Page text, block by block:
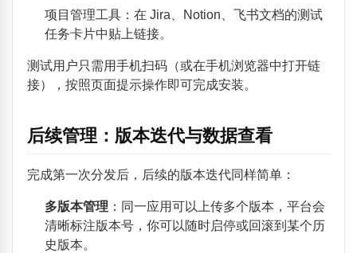
项目管理工具：在 Jira、Notion、飞书文档的测试
任务卡片中贴上链接。
测试用户只需用手机扫码（或在手机浏览器中打开链
接），按照页面提示操作即可完成安装。
后续管理：版本迭代与数据查看
完成第一次分发后，后续的版本迭代同样简单：
多版本管理 ：同一应用可以上传多个版本，平台会
清晰标注版本号，你可以随时启停或回滚到某个历
史版本。